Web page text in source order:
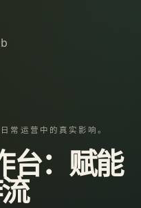
常运营中的真实影响。
台：赋能